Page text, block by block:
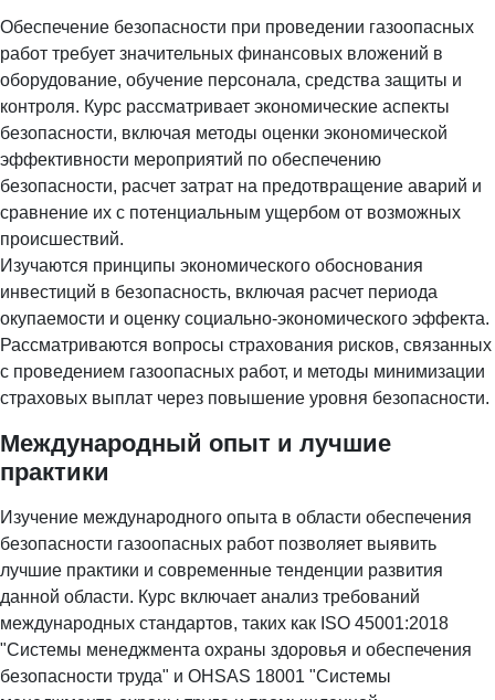
Обеспечение безопасности при проведении газоопасных
работ требует значительных финансовых вложений в
оборудование, обучение персонала, средства защиты и
контроля. Курс рассматривает экономические аспекты
безопасности, включая методы оценки экономической
эффективности мероприятий по обеспечению
безопасности, расчет затрат на предотвращение аварий и
сравнение их с потенциальным ущербом от возможных
происшествий.
Изучаются принципы экономического обоснования
инвестиций в безопасность, включая расчет периода
окупаемости и оценку социально-экономического эффекта.
Рассматриваются вопросы страхования рисков, связанных
с проведением газоопасных работ, и методы минимизации
страховых выплат через повышение уровня безопасности.
Международный опыт и лучшие
практики
Изучение международного опыта в области обеспечения
безопасности газоопасных работ позволяет выявить
лучшие практики и современные тенденции развития
данной области. Курс включает анализ требований
международных стандартов, таких как ISO 45001:2018
"Системы менеджмента охраны здоровья и обеспечения
безопасности труда" и OHSAS 18001 "Системы